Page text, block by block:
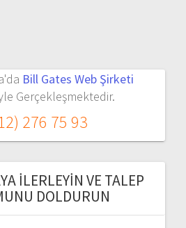
Bill Gates Web Şirketi
Gerçekleşmektedir.
276 75 93
İLERLEYIN VE TALEP
DOLDURUN